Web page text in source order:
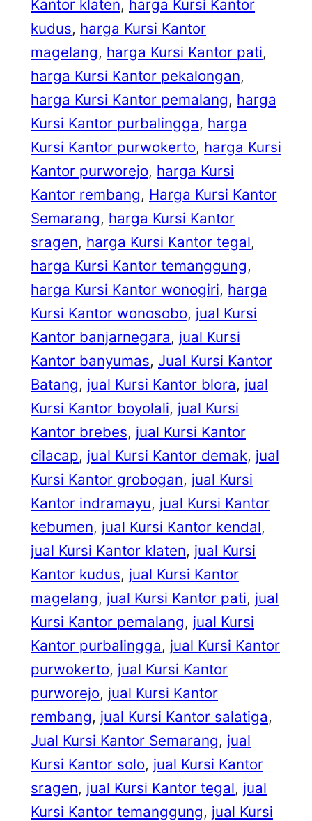
Kantor klaten, harga Kursi Kantor
kudus, harga Kursi Kantor
magelang, harga Kursi Kantor pati
harga Kursi Kantor pekalongan
harga Kursi Kantor pemalang, harga
Kursi Kantor purbalingga, harga
Kursi Kantor purwokerto, harga Kursi
Kantor purworejo, harga Kursi
Kantor rembang, Harga Kursi Kantor
Semarang, harga Kursi Kantor
sragen, harga Kursi Kantor tegal
harga Kursi Kantor temanggung
harga Kursi Kantor wonogiri, harga
Kursi Kantor wonosobo, jual Kursi
Kantor banjarnegara, jual Kursi
Kantor banyumas, Jual Kursi Kantor
Batang, jual Kursi Kantor blora, jual
Kursi Kantor boyolali, jual Kursi
Kantor brebes, jual Kursi Kantor
cilacap, jual Kursi Kantor demak, jual
Kursi Kantor grobogan, jual Kursi
Kantor indramayu, jual Kursi Kantor
kebumen, jual Kursi Kantor kendal
jual Kursi Kantor klaten, jual Kursi
Kantor kudus, jual Kursi Kantor
magelang, jual Kursi Kantor pati, jual
Kursi Kantor pemalang, jual Kursi
Kantor purbalingga, jual Kursi Kantor
purwokerto, jual Kursi Kantor
purworejo, jual Kursi Kantor
rembang, jual Kursi Kantor salatiga
Jual Kursi Kantor Semarang, jual
Kursi Kantor solo, jual Kursi Kantor
sragen, jual Kursi Kantor tegal, jual
Kursi Kantor temanggung, jual Kursi